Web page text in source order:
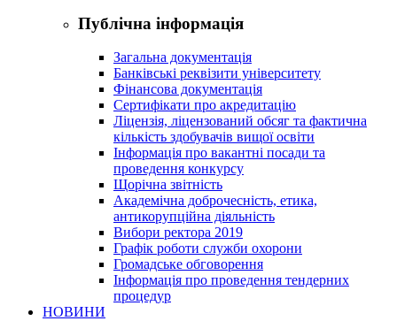
Публічна інформація
Загальна документація
Банківські реквізити університету
Фінансова документація
Сертифікати про акредитацію
Ліцензія, ліцензований обсяг та фактична
кількість здобувачів вищої освіти
Інформація про вакантні посади та
проведення конкурсу
Щорічна звітність
Академічна доброчесність, етика,
антикорупційна діяльність
Вибори ректора 2019
Графік роботи служби охорони
Громадське обговорення
Інформація про проведення тендерних
процедур
НОВИНИ